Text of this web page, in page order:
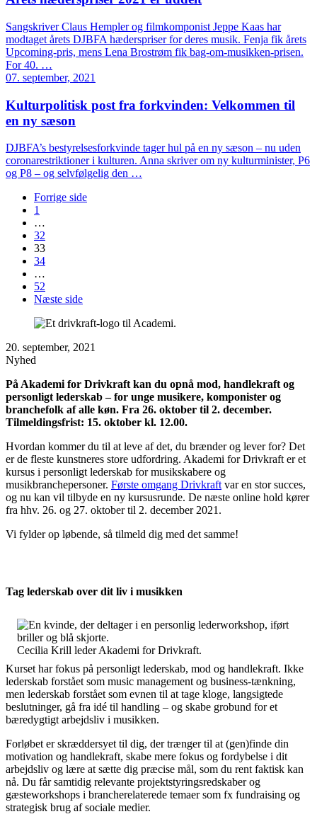
Sangskriver Claus Hempler og filmkomponist Jeppe Kaas har
modtaget årets DJBFA hæderspriser for deres musik. Fenja fik årets
Upcoming-pris, mens Lena Brostrøm fik bag-om-musikken-prisen.
For 40. …
07. september, 2021
Kulturpolitisk post fra forkvinden: Velkommen til
en ny sæson
DJBFA’s bestyrelsesforkvinde tager hul på en ny sæson – nu uden
coronarestriktioner i kulturen. Anna skriver om ny kulturminister, P6
og P8 – og selvfølgelig den …
Forrige side
1
…
32
33
34
…
52
Næste side
20. september, 2021
Nyhed
På Akademi for Drivkraft kan du opnå mod, handlekraft og
personligt lederskab – for unge musikere, komponister og
branchefolk af alle køn. Fra 26. oktober til 2. december.
Tilmeldingsfrist: 15. oktober kl. 12.00.
Hvordan kommer du til at leve af det, du brænder og lever for? Det
er de fleste kunstneres store udfordring. Akademi for Drivkraft er et
kursus i personligt lederskab for musikskabere og
musikbranchepersoner. Første omgang Drivkraftvar en stor succes,
og nu kan vil tilbyde en ny kursusrunde. De næste online hold kører
fra hhv. 26. og 27. oktober til 2. december 2021.
Vi fylder op løbende, så tilmeld dig med det samme!
Tag lederskab over dit liv i musikken
Cecilia Krill leder Akademi for Drivkraft.
Kurset har fokus på personligt lederskab, mod og handlekraft. Ikke
lederskab forstået som music management og business-tænkning,
men lederskab forstået som evnen til at tage kloge, langsigtede
beslutninger, gå fra idé til handling – og skabe grobund for et
bæredygtigt arbejdsliv i musikken.
Forløbet er skræddersyet til dig, der trænger til at (gen)finde din
motivation og handlekraft, skabe mere fokus og fordybelse i dit
arbejdsliv og lære at sætte dig præcise mål, som du rent faktisk kan
nå. Du får samtidig relevante projektstyringsredskaber og
gæsteworkshops i brancherelaterede temaer som fx fundraising og
strategisk brug af sociale medier.